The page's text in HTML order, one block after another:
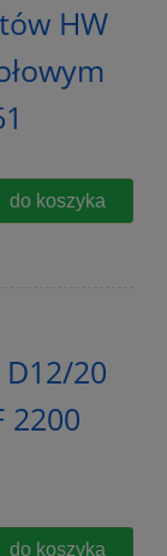
HW
do koszyka
20
2200
do koszyka